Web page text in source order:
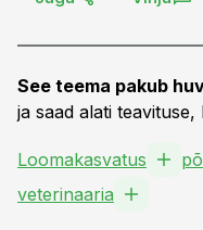
See teema pakub
ja saad alati
Loomakasvatus
veterinaaria